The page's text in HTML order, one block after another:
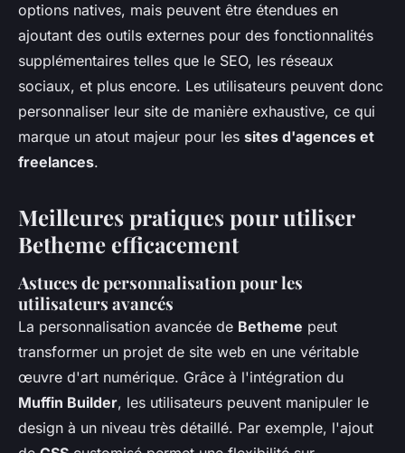
options natives, mais peuvent être étendues en
ajoutant des outils externes pour des fonctionnalités
supplémentaires telles que le SEO, les réseaux
sociaux, et plus encore. Les utilisateurs peuvent donc
personnaliser leur site de manière exhaustive, ce qui
marque un atout majeur pour les sites d'agences et
freelances.
Meilleures pratiques pour utiliser
Betheme efficacement
Astuces de personnalisation pour les
utilisateurs avancés
La personnalisation avancée de Betheme peut
transformer un projet de site web en une véritable
œuvre d'art numérique. Grâce à l'intégration du
Muffin Builder, les utilisateurs peuvent manipuler le
design à un niveau très détaillé. Par exemple, l'ajout